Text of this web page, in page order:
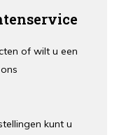
aanmaken
aanmaken
of wilt u een
kunt u